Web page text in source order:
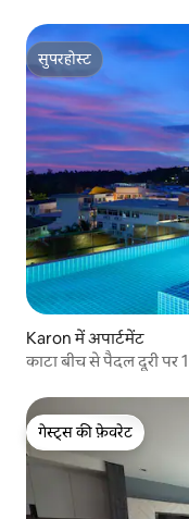
सुपरहोस्ट
सुपरहोस्ट
Karon में अपार्टमेंट
काटा बीच से पैदल दूरी पर
गेस्ट्स की फ़ेवरेट
गेस्ट्स की फ़ेवरेट